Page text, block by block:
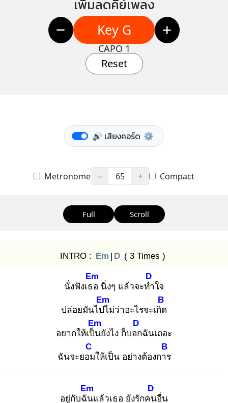
เพิ่มลดคีย์เพลง
Key G
CAPO 1
Reset
🔊 เสียงคอร์ด ⚙️
Metronome − 65 + Compact
Full Scroll
INTRO : Em | D ( 3 Times )
นั่งฟังเธอ
Em
นิ่งๆ แล้วจะทำ
D
ใจ
ปล่อยมันไปไ
Em
ม่ว่าอะไรจะเกิด
B
อยากให้เป็น
Em
ยังไง ก็บอก
D
ฉันเถอะ
ฉันจะยอม
C
ให้เป็น อย่างต้องการ
B
อยู่กับฉัน
Em
แล้วเธอ ยังรักคน
D
อื่น